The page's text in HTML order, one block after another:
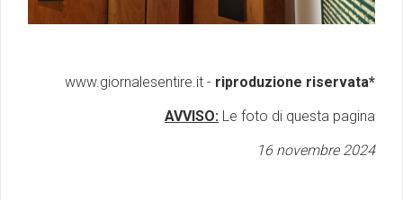
www.giornalesentire.it - riproduzione riservata*
AVVISO: Le foto di questa pagina
16 novembre 2024